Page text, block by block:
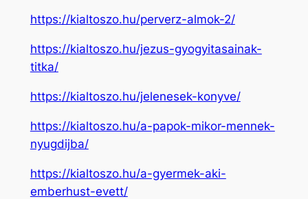
https://kialtoszo.hu/perverz-almok-2/
https://kialtoszo.hu/jezus-gyogyitasainak-
titka/
https://kialtoszo.hu/jelenesek-konyve/
https://kialtoszo.hu/a-papok-mikor-mennek-
nyugdijba/
https://kialtoszo.hu/a-gyermek-aki-
emberhust-evett/